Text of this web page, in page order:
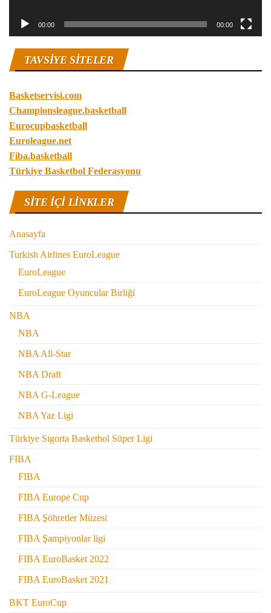
00:00 00:00
TAVSIYE SITELER
Basketservisi.com
Championsleague.basketball
Eurocupbasketball
Euroleague.net
Fiba.basketball
Türkiye Basketbol Federasyonu
SITE IÇI LINKLER
Anasayfa
Turkish Airlines EuroLeague
EuroLeague
EuroLeague Oyuncular Birliği
NBA
NBA
NBA All-Star
NBA Draft
NBA G-League
NBA Yaz Ligi
Türkiye Sigorta Basketbol Süper Ligi
FIBA
FIBA
FIBA Europe Cup
FIBA Şöhretler Müzesi
FIBA Şampiyonlar ligi
FIBA EuroBasket 2022
FIBA EuroBasket 2021
BKT EuroCup